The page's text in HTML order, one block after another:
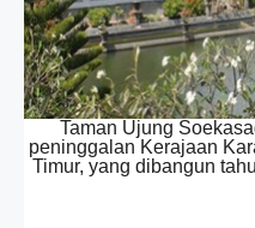
Taman Ujung
peninggalan Kerajaan
Timur, yang dibangun